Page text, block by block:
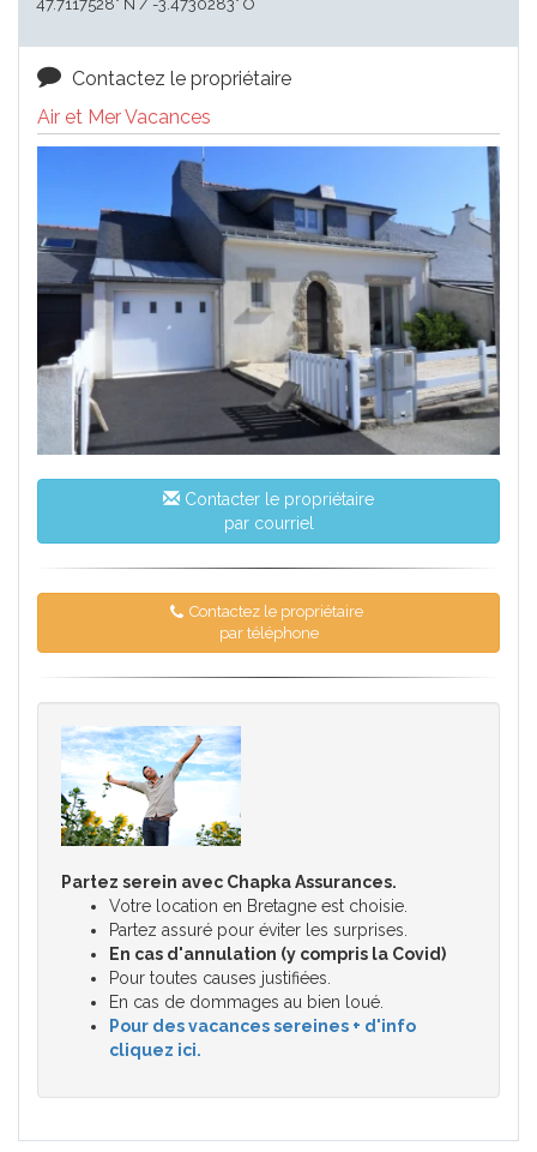
47.7117528° N / -3.4730283° O
Contactez le propriétaire
Air et Mer Vacances
Contacter le propriétaire
par courriel
Contactez le propriétaire
par téléphone
Partez serein avec Chapka Assurances.
Votre location en Bretagne est choisie.
Partez assuré pour éviter les surprises.
En cas d'annulation (y compris la Covid)
Pour toutes causes justifiées.
En cas de dommages au bien loué.
Pour des vacances sereines + d'info
cliquez ici.